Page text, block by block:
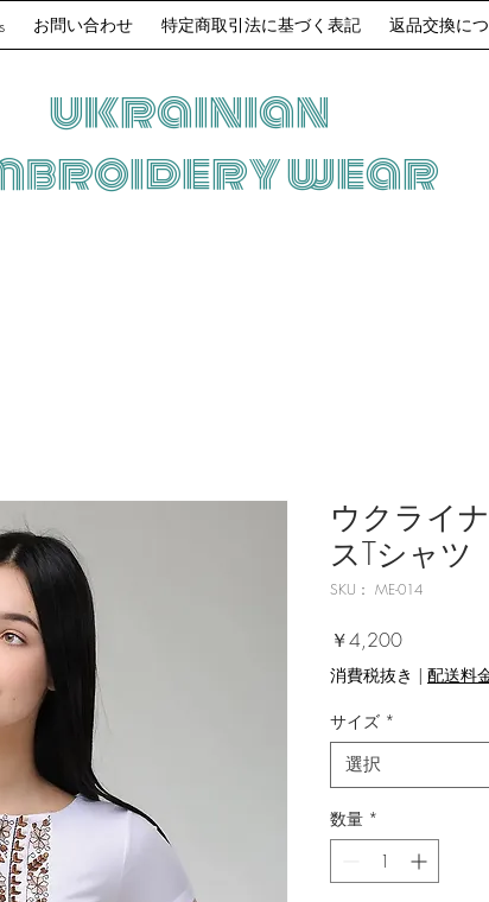
お問い合わせ 特定商取引法に基づく表記 返品交換に
ukrainian
wear
ウクライ
スTシャツ
SKU： ME-014
￥4,200価格
消費税抜き | 配送料
サイズ *
選択
数量 *